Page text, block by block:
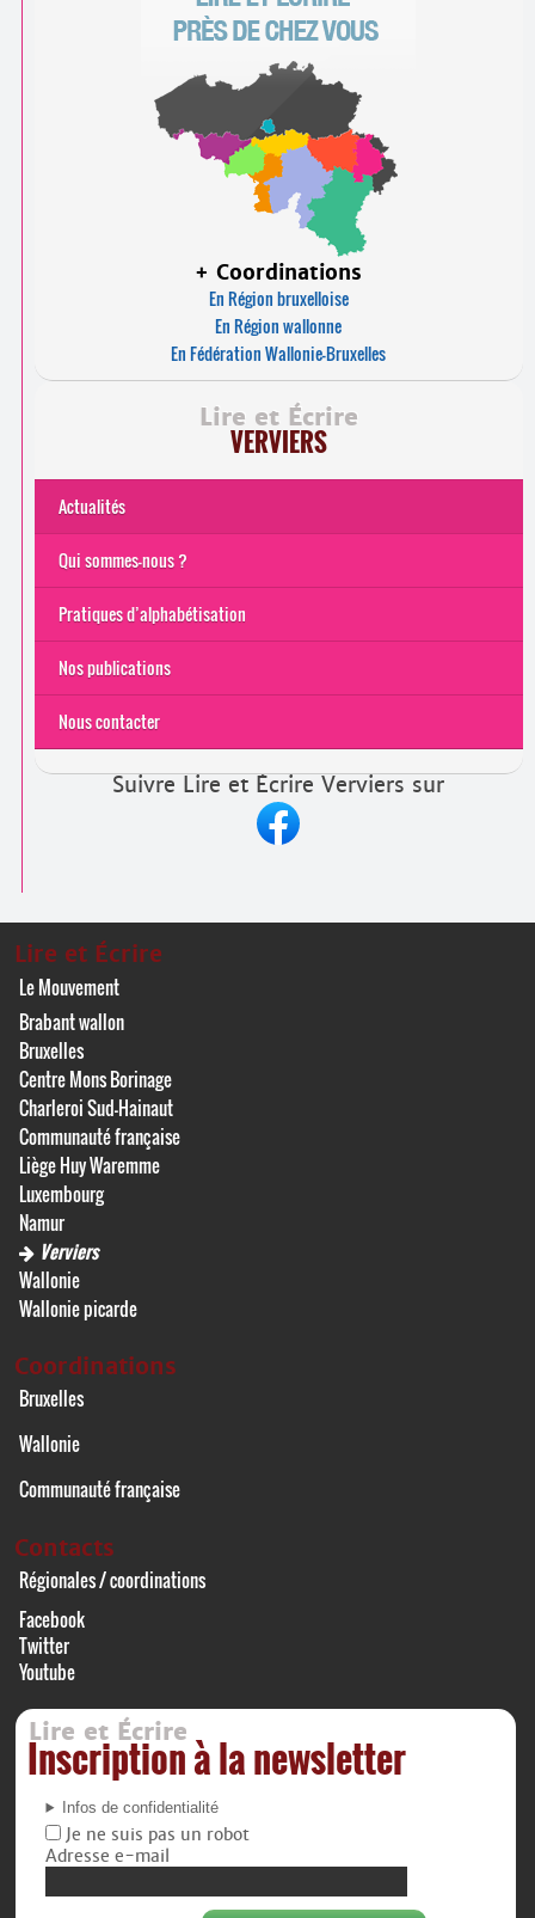
+ Coordinations
En Région bruxelloise
En Région wallonne
En Fédération Wallonie-Bruxelles
Lire et Écrire
VERVIERS
Actualités
Qui sommes-nous ?
Pratiques d’alphabétisation
Nos publications
Nous contacter
Suivre Lire et Écrire Verviers sur
Lire et Écrire
Le Mouvement
Brabant wallon
Bruxelles
Centre Mons Borinage
Charleroi Sud-Hainaut
Communauté française
Liège Huy Waremme
Luxembourg
Namur
Verviers
Wallonie
Wallonie picarde
Coordinations
Bruxelles
Wallonie
Communauté française
Contacts
Régionales / coordinations
Facebook
Twitter
Youtube
Lire et Écrire
Inscription à la newsletter
Infos de confidentialité
Je ne suis pas un robot
Adresse e-mail